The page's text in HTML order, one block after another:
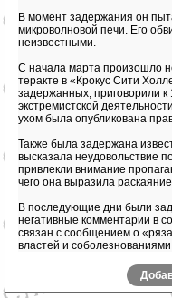
В момент задержания он
микроволновой печи. Его
неизвестными.
С начала марта произошло
теракте в «Крокус Сити
задержанных, приговорили к
экстремистской
ухом была опубликована
Также была задержана
высказала неудовольствие
привлекли внимание
чего она выразила
В последующие дни были
негативные комментарии в
связан с сообщением о
властей и